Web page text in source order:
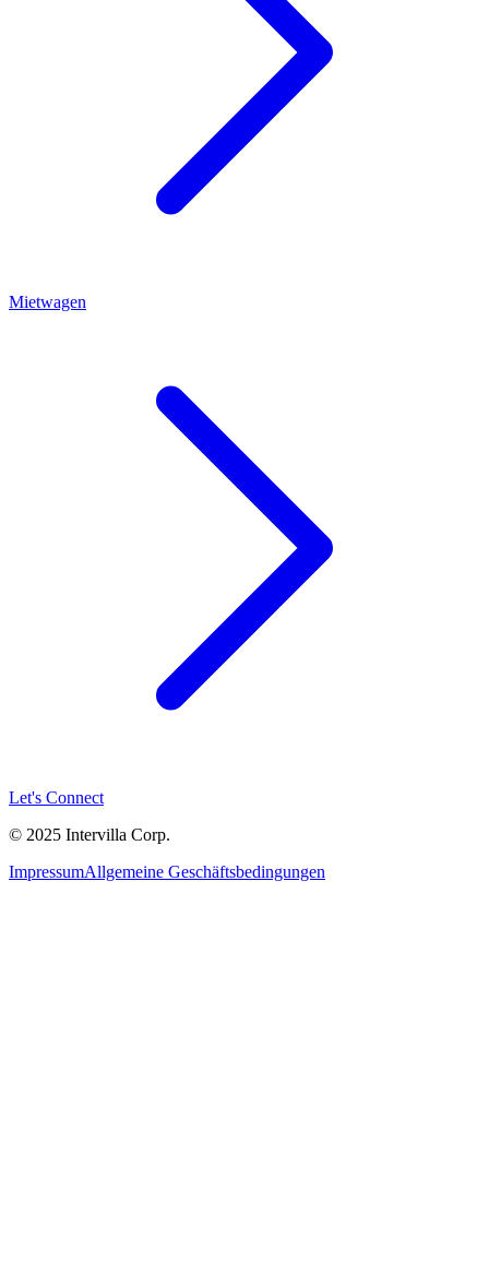
Mietwagen
Let's Connect
© 2025 Intervilla Corp.
ImpressumAllgemeine Geschäftsbedingungen